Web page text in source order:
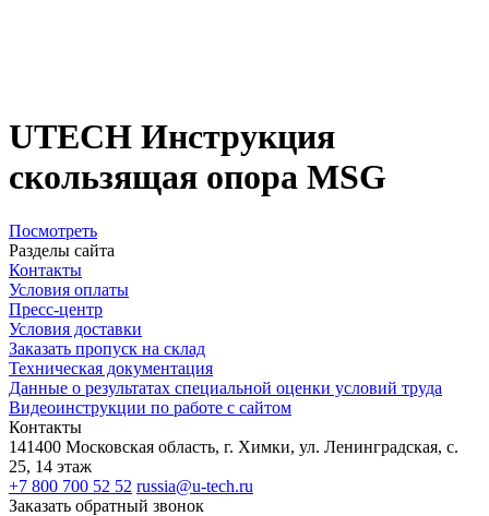
UTECH Инструкция
скользящая опора MSG
Посмотреть
Разделы сайта
Контакты
Условия оплаты
Пресс-центр
Условия доставки
Заказать пропуск на склад
Техническая документация
Данные о результатах специальной оценки условий труда
Видеоинструкции по работе с сайтом
Контакты
141400 Московская область, г. Химки, ул. Ленинградская, с.
25, 14 этаж
+7 800 700 52 52 russia@u-tech.ru
Заказать обратный звонок